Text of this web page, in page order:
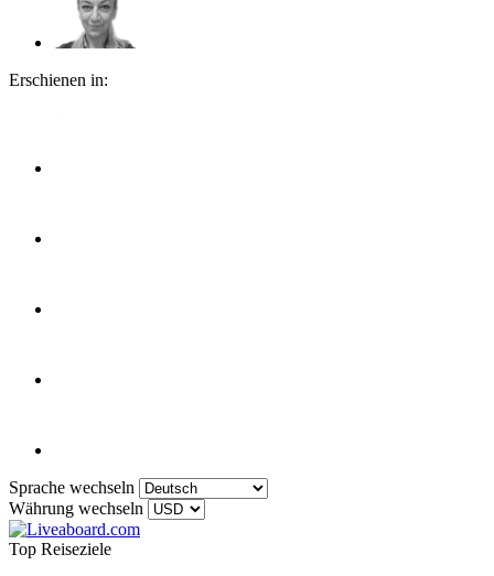
Erschienen in:
Sprache wechseln
Währung wechseln
Top Reiseziele